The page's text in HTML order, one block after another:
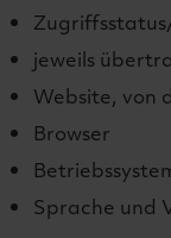
jeweils
Website, von
Browser
Sprache und